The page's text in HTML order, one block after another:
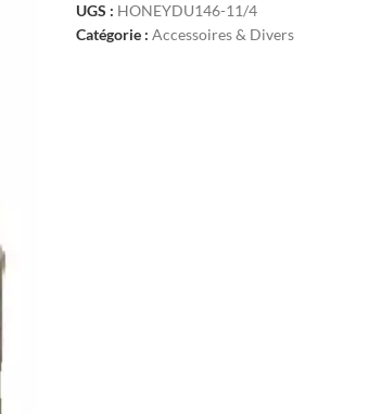
UGS : HONEYDU146-11/4
Catégorie : Accessoires & Divers